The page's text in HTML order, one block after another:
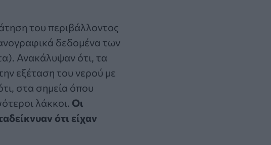
του περιβάλλοντος
δεδομένα των
Ανακάλυψαν ότι, τα
εξέταση του νερού με
στα σημεία όπου
λάκκοι. Οι
ότι είχαν